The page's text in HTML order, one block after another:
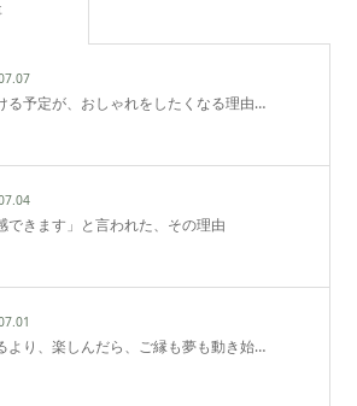
る予定が、おしゃれをしたくなる理由…
できます」と言われた、その理由
より、楽しんだら、ご縁も夢も動き始…